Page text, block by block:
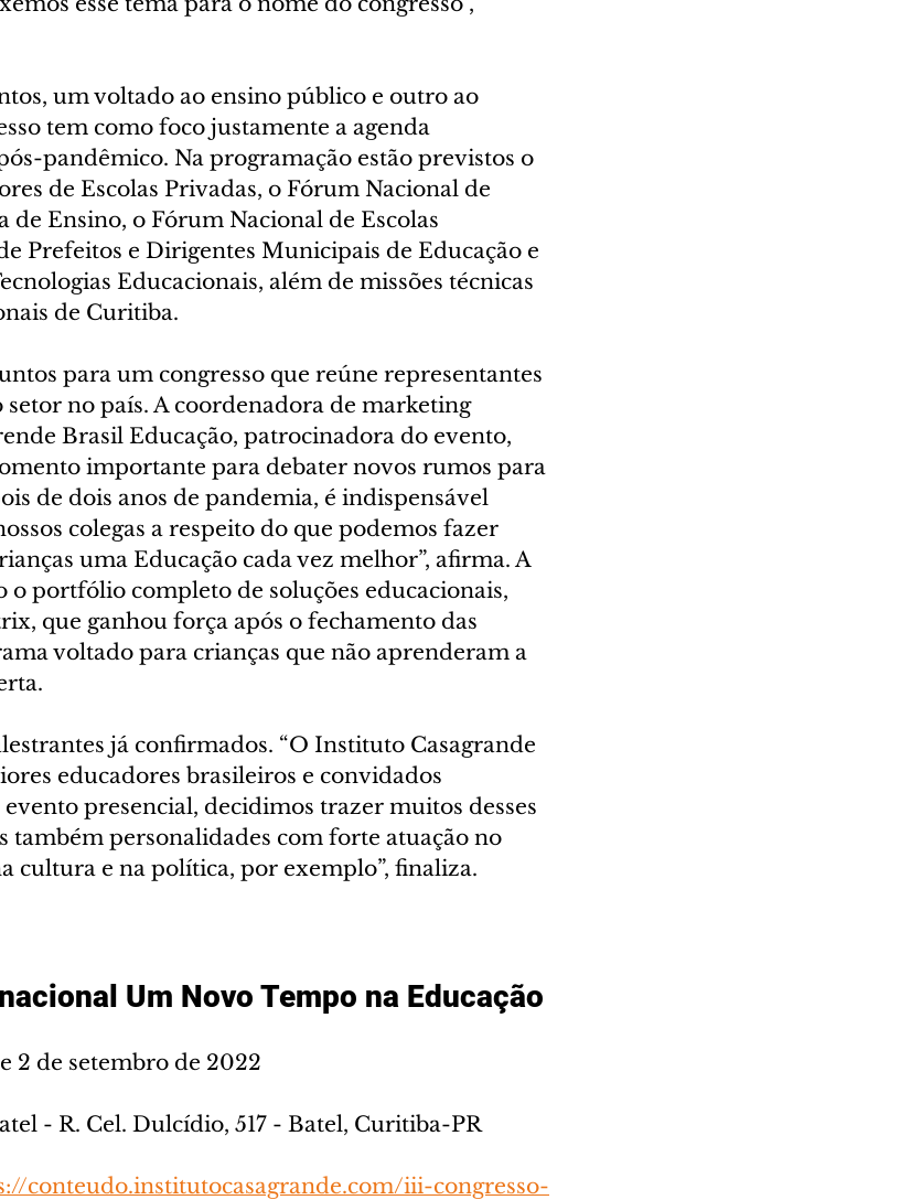
um voltado ao ensino público e outro ao
tem como foco justamente a agenda
pandêmico. Na programação estão previstos o
de Escolas Privadas, o Fórum Nacional de
de Ensino, o Fórum Nacional de Escolas
Prefeitos e Dirigentes Municipais de Educação e
Educacionais, além de missões técnicas
de Curitiba.
para um congresso que reúne representantes
no país. A coordenadora de marketing
Brasil Educação, patrocinadora do evento,
importante para debater novos rumos para
de dois anos de pandemia, é indispensável
colegas a respeito do que podemos fazer
uma Educação cada vez melhor”, afirma. A
o portfólio completo de soluções educacionais,
que ganhou força após o fechamento das
voltado para crianças que não aprenderam a
já confirmados. “O Instituto Casagrande
educadores brasileiros e convidados
presencial, decidimos trazer muitos desses
também personalidades com forte atuação no
cultura e na política, por exemplo”, finaliza.
Um Novo Tempo na Educação
2 de setembro de 2022
- R. Cel. Dulcídio, 517 - Batel, Curitiba-PR
conteudo.institutocasagrande.com/iii-congresso-